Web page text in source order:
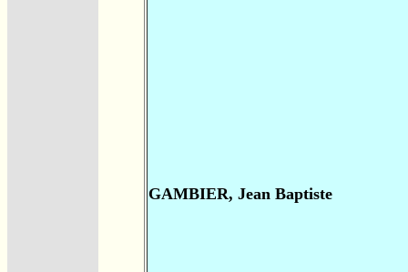
GAMBIER, Jean Baptiste